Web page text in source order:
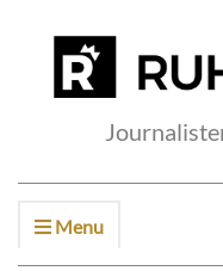
Menu